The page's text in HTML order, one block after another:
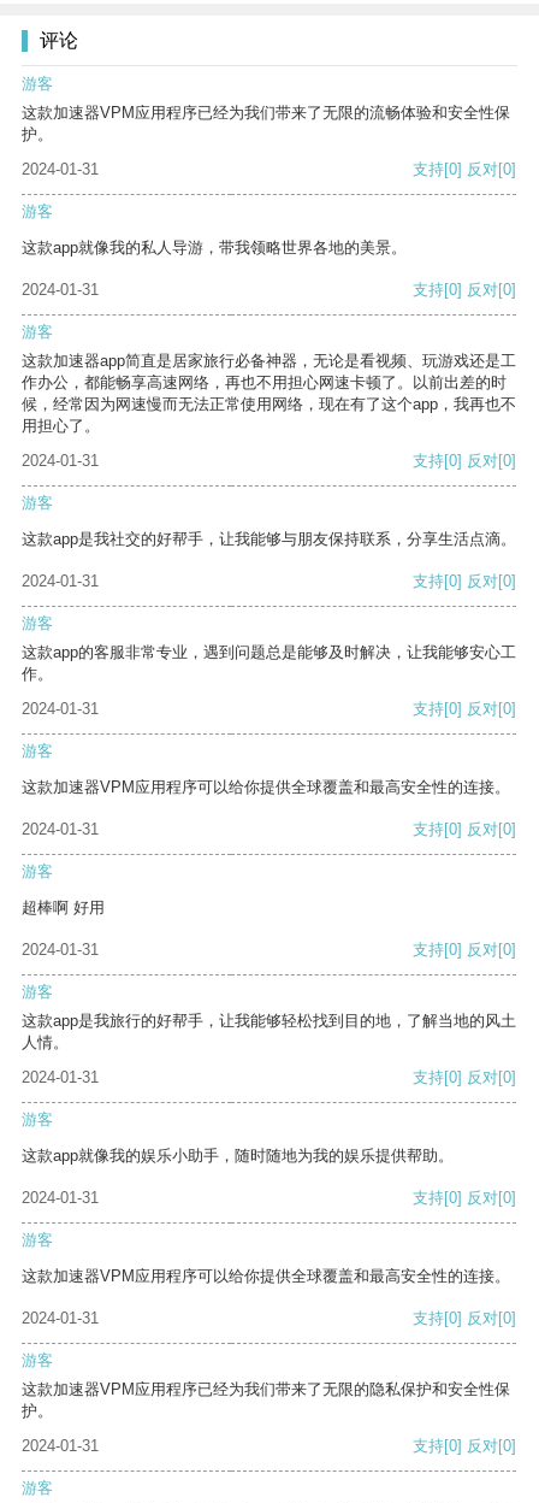
评论
游客
这款加速器VPM应用程序已经为我们带来了无限的流畅体验和安全性保
护。
2024-01-31
支持[0] 反对[0]
游客
这款app就像我的私人导游，带我领略世界各地的美景。
2024-01-31 支持[0] 反对[0]
游客
这款加速器app简直是居家旅行必备神器，无论是看视频、玩游戏还是工
作办公，都能畅享高速网络，再也不用担心网速卡顿了。以前出差的时
候，经常因为网速慢而无法正常使用网络，现在有了这个app，我再也不
用担心了。
2024-01-31
支持[0] 反对[0]
游客
这款app是我社交的好帮手，让我能够与朋友保持联系，分享生活点滴。
2024-01-31 支持[0] 反对[0]
游客
这款app的客服非常专业，遇到问题总是能够及时解决，让我能够安心工
作。
2024-01-31
支持[0] 反对[0]
游客
这款加速器VPM应用程序可以给你提供全球覆盖和最高安全性的连接。
2024-01-31 支持[0] 反对[0]
游客
超棒啊 好用
2024-01-31 支持[0] 反对[0]
游客
这款app是我旅行的好帮手，让我能够轻松找到目的地，了解当地的风土
人情。
2024-01-31
支持[0] 反对[0]
游客
这款app就像我的娱乐小助手，随时随地为我的娱乐提供帮助。
2024-01-31 支持[0] 反对[0]
游客
这款加速器VPM应用程序可以给你提供全球覆盖和最高安全性的连接。
2024-01-31 支持[0] 反对[0]
游客
这款加速器VPM应用程序已经为我们带来了无限的隐私保护和安全性保
护。
2024-01-31
支持[0] 反对[0]
游客